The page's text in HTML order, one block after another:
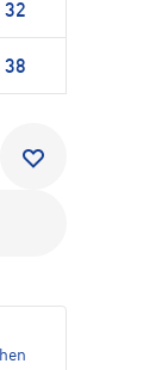
32
38